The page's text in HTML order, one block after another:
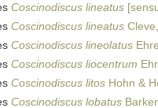
Coscinodiscus lineatus
Coscinodiscus lineatus
Coscinodiscus lineolatus
Coscinodiscus liocentrum
Coscinodiscus litos Hohn &
Coscinodiscus lobatus